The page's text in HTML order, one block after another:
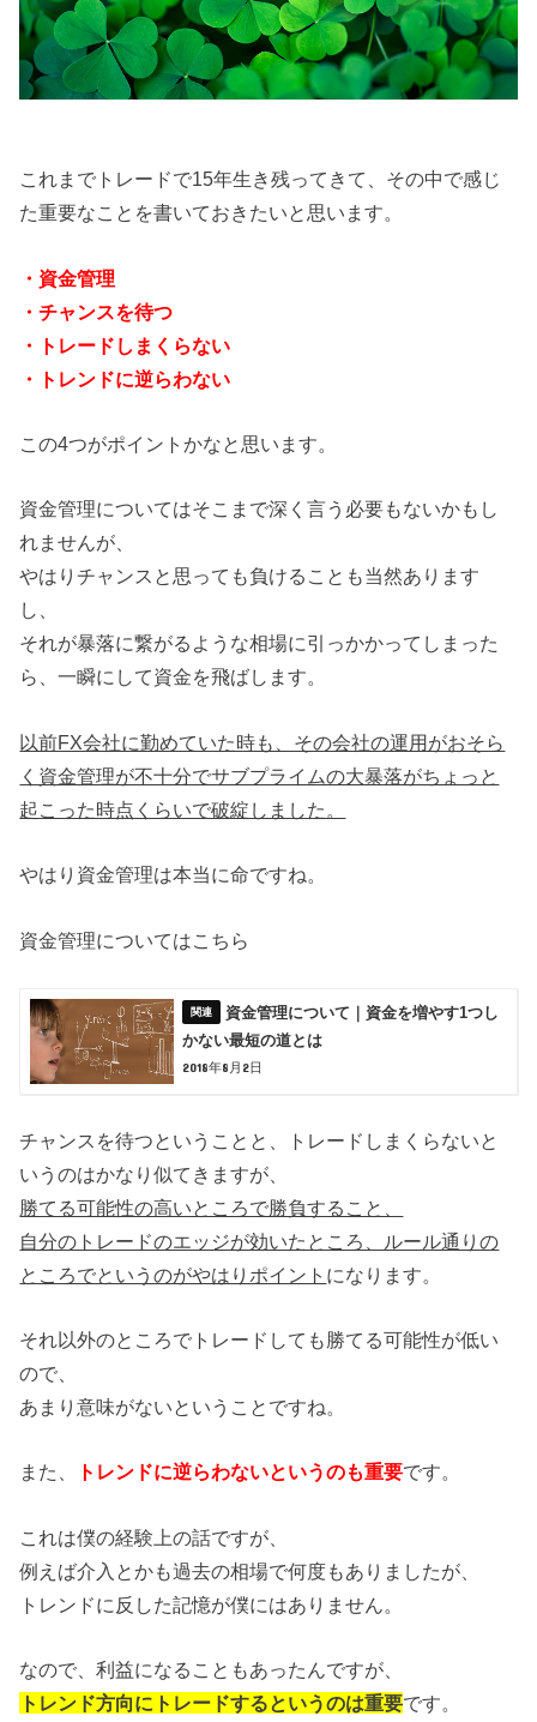
これまでトレードで15年生き残ってきて、その中で感じ
た重要なことを書いておきたいと思います。
・資金管理
・チャンスを待つ
・トレードしまくらない
・トレンドに逆らわない
この4つがポイントかなと思います。
資金管理についてはそこまで深く言う必要もないかもし
れませんが、
やはりチャンスと思っても負けることも当然あります
し、
それが暴落に繋がるような相場に引っかかってしまった
ら、一瞬にして資金を飛ばします。
以前FX会社に勤めていた時も、その会社の運用がおそら
く資金管理が不十分でサブプライムの大暴落がちょっと
起こった時点くらいで破綻しました。
やはり資金管理は本当に命ですね。
資金管理についてはこちら
資金管理について｜資金を増やす1つし
かない最短の道とは
2018年8月2日
チャンスを待つということと、トレードしまくらないと
いうのはかなり似てきますが、
勝てる可能性の高いところで勝負すること、
自分のトレードのエッジが効いたところ、ルール通りの
ところでというのがやはりポイント になります。
それ以外のところでトレードしても勝てる可能性が低い
ので、
あまり意味がないということですね。
また、 トレンドに逆らわないというのも重要です。
これは僕の経験上の話ですが、
例えば介入とかも過去の相場で何度もありましたが、
トレンドに反した記憶が僕にはありません。
なので、利益になることもあったんですが、
トレンド方向にトレードするというのは重要です。